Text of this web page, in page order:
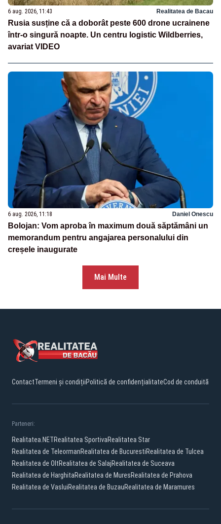
6 aug. 2026, 11:43 Realitatea de Bacau
Rusia susține că a doborât peste 600 drone ucrainene
într-o singură noapte. Un centru logistic Wildberries,
avariat VIDEO
6 aug. 2026, 11:18 Daniel Onescu
Bolojan: Vom aproba în maximum două săptămâni un
memorandum pentru angajarea personalului din
creșele inaugurate
Mai Multe
ContactTermeni și condițiiPolitică de confidențialitateCod de conduită
Parteneri:
Realitatea.NETRealitatea SportivaRealitatea Star
Realitatea de TeleormanRealitatea de BucurestiRealitatea de Tulcea
Realitatea de OltRealitatea de SalajRealitatea de Suceava
Realitatea de HarghitaRealitatea de MuresRealitatea de Prahova
Realitatea de VasluiRealitatea de BuzauRealitatea de Maramures